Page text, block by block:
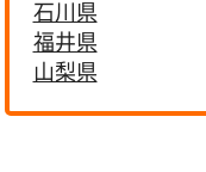
石川県
福井県
山梨県